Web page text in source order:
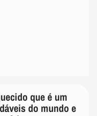
que é um
do mundo e